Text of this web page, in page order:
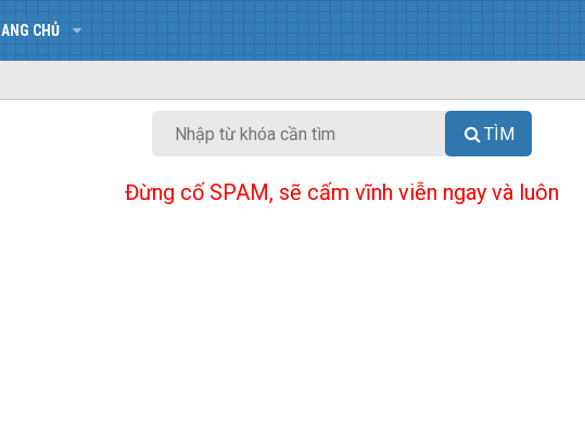
CHỦ
TÌM
Đừng cố SPAM, sẽ cấm vĩnh viễn ngay và luôn